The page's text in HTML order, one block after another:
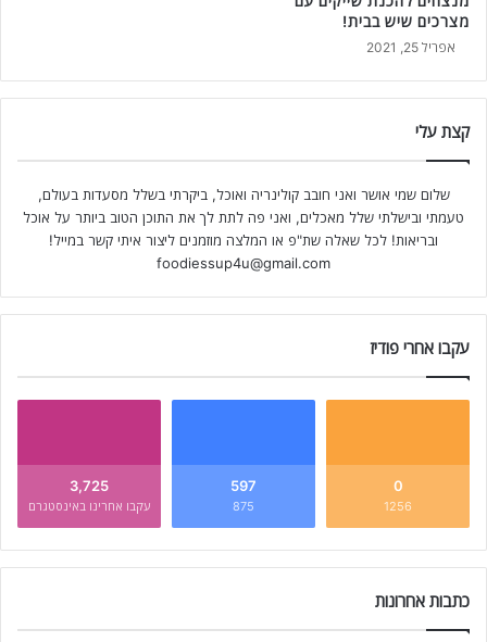
מצרכים שיש בבית!
אפריל 25, 2021
קצת עלי
שלום שמי אושר ואני חובב קולינריה ואוכל, ביקרתי בשלל מסעדות בעולם,
טעמתי ובישלתי שלל מאכלים, ואני פה לתת לך את התוכן הטוב ביותר על אוכל
ובריאות! לכל שאלה שת"פ או המלצה מוזמנים ליצור איתי קשר במייל!
foodiessup4u@gmail.com
עקבו אחרי פודיז
0
1256
597
875
3,725
עקבו אחרינו באינסטגרם
כתבות אחרונות